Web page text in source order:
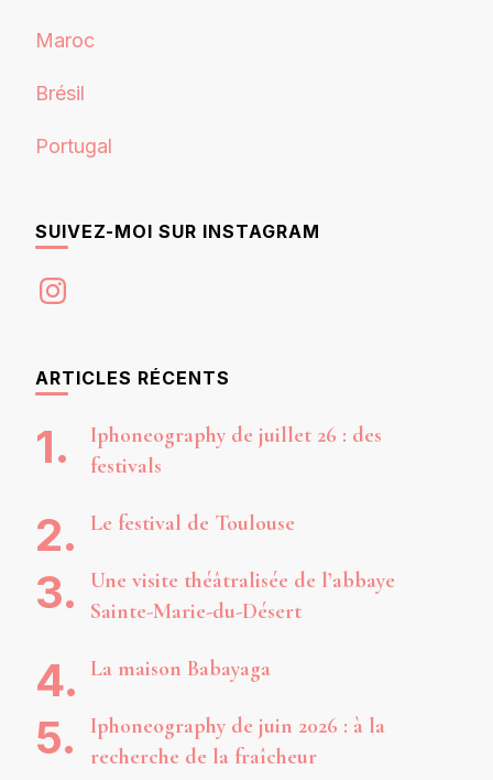
Maroc
Brésil
Portugal
SUIVEZ-MOI SUR INSTAGRAM
Instagram
ARTICLES RÉCENTS
Iphoneography de juillet 26 : des
festivals
Le festival de Toulouse
Une visite théâtralisée de l’abbaye
Sainte-Marie-du-Désert
La maison Babayaga
Iphoneography de juin 2026 : à la
recherche de la fraîcheur